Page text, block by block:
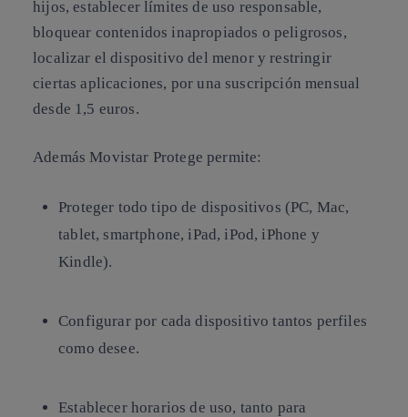
hijos, establecer límites de uso responsable,
bloquear contenidos inapropiados o peligrosos,
localizar el dispositivo del menor y restringir
ciertas aplicaciones, por una suscripción mensual
desde 1,5 euros.
Además Movistar Protege permite:
Proteger todo tipo de dispositivos (PC, Mac,
tablet, smartphone, iPad, iPod, iPhone y
Kindle).
Configurar por cada dispositivo tantos perfiles
como desee.
Establecer horarios de uso, tanto para